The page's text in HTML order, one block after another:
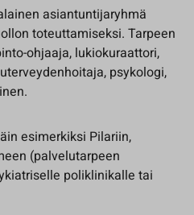
asiantuntijaryhmä
toteuttamiseksi. Tarpeen
ohjaaja, lukiokuraattori,
psykologi,
esimerkiksi Pilariin,
(palvelutarpeen
poliklinikalle tai